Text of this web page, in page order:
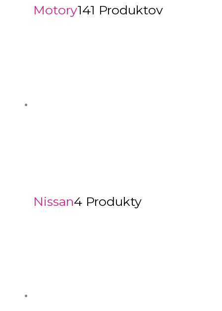
Motory141 Produktov
Nissan4 Produkty